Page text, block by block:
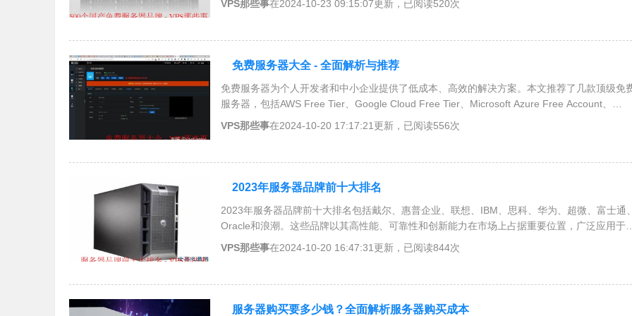
VPS那些事在2024-10-23 09:15:07更新，已阅读520次
免费服务器大全 - 全面解析与推荐
免费服务器为个人开发者和中小企业提供了低成本、高效的解决方案。本文推荐了几款顶级免
服务器，包括AWS Free Tier、Google Cloud Free Tier、Microsoft Azure Free Account、
Heroku和Oracle Cloud Free Tier。这些平台提供多种服务，如计算、存储和数据库，适合学
VPS那些事在2024-10-20 17:17:21更新，已阅读556次
2023年服务器品牌前十大排名
2023年服务器品牌前十大排名包括戴尔、惠普企业、联想、IBM、思科、华为、超微、富士通、
Oracle和浪潮。这些品牌以其高性能、可靠性和创新能力在市场上占据重要位置，广泛应用于各
种企业和数据中心。选择适合的服务器品牌需根据具体需求和预算进行详细调研和对比。
VPS那些事在2024-10-20 16:47:31更新，已阅读844次
服务器购买要多少钱？全面解析服务器购买成本